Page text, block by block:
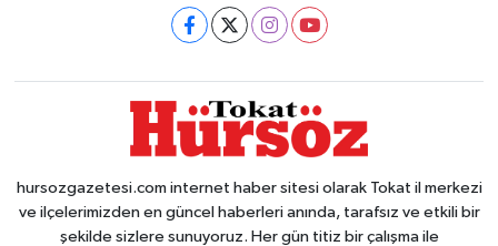
hursozgazetesi.com internet haber sitesi olarak Tokat il merkezi
ve ilçelerimizden en güncel haberleri anında, tarafsız ve etkili bir
şekilde sizlere sunuyoruz. Her gün titiz bir çalışma ile